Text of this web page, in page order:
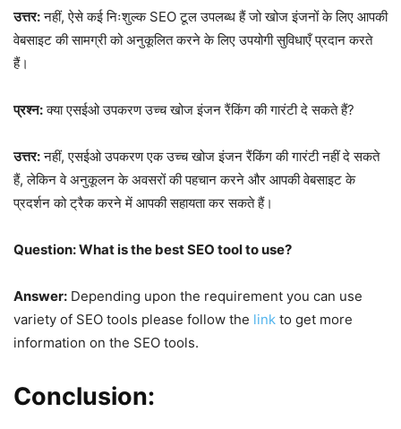
उत्तर:नहीं, ऐसे कई निःशुल्क SEO टूल उपलब्ध हैं जो खोज इंजनों के लिए आपकी
वेबसाइट की सामग्री को अनुकूलित करने के लिए उपयोगी सुविधाएँ प्रदान करते
हैं।
प्रश्न:क्या एसईओ उपकरण उच्च खोज इंजन रैंकिंग की गारंटी दे सकते हैं?
उत्तर:नहीं, एसईओ उपकरण एक उच्च खोज इंजन रैंकिंग की गारंटी नहीं दे सकते
हैं, लेकिन वे अनुकूलन के अवसरों की पहचान करने और आपकी वेबसाइट के
प्रदर्शन को ट्रैक करने में आपकी सहायता कर सकते हैं।
Question: What is the best SEO tool to use?
Answer: Depending upon the requirement you can use
variety of SEO tools please follow the link to get more
information on the SEO tools.
Conclusion: